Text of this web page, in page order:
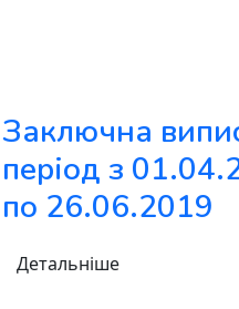
Заключна
період з
по 26.06.2019
Детальніше